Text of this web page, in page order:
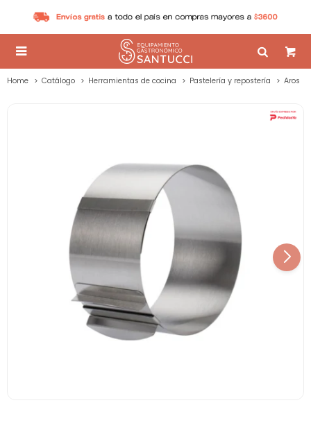

Home Catálogo Herramientas de cocina Pastelería y repostería Aros